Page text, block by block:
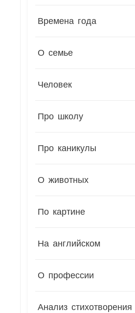
Времена года
О семье
Человек
Про школу
Про каникулы
О животных
По картине
На английском
О профессии
Анализ стихотворения